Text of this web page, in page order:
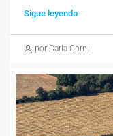
Sigue leyendo
por Carla Cornu